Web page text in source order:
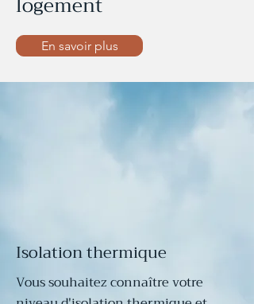
En savoir plus
Isolation thermique
Vous souhaitez connaître votre